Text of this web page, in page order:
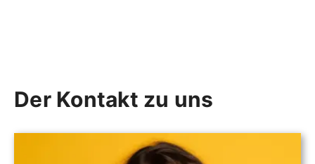
Der Kontakt zu uns